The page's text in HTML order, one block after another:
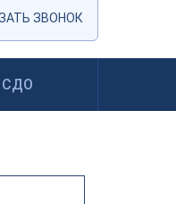
ЗВОНОК
СДО